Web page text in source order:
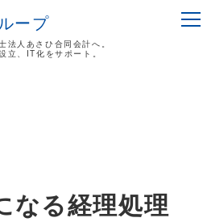
ープ
法人あさひ合同会計へ。
立、IT化をサポート。
なる経理処理